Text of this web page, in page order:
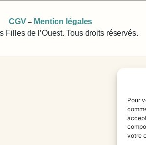
Pour
votre
CGV – Mention légales
Filles de l’Ouest. Tous droits réservés.